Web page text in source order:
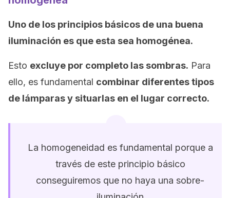
Uno de los principios básicos de una buena
iluminación es que esta sea homogénea.
Esto excluye por completo las sombras. Para
ello, es fundamental combinar diferentes tipos
de lámparas y situarlas en el lugar correcto.
La homogeneidad es fundamental porque a
través de este principio básico
conseguiremos que no haya una sobre-